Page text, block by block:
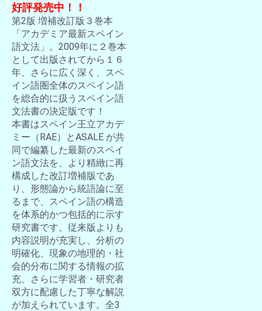
好評発売中！！
第2版 増補改訂版３巻本
「アカデミア最新スペイン
語文法」。2009年に２巻本
として出版されてから１６
年、さらに広く深く、スペ
イン語圏全体のスペイン語
を総合的に扱うスペイン語
文法書の決定版です！
本書はスペイン王立アカデ
ミー（RAE）とASALE が共
同で編纂した最新のスペイ
ン語文法を、より精緻に再
構成した改訂増補版であ
り、形態論から統語論に至
るまで、スペイン語の構造
を体系的かつ包括的に示す
研究書です。従来版よりも
内容説明が充実し、分析の
明確化、現象の地理的・社
会的分布に関する情報の拡
充、さらに学習者・研究者
双方に配慮した丁寧な解説
が加えられています。全3